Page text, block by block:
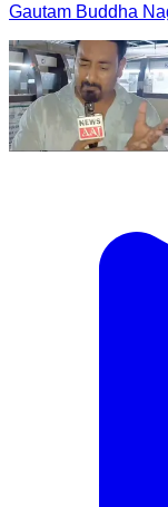
Gautam Buddha